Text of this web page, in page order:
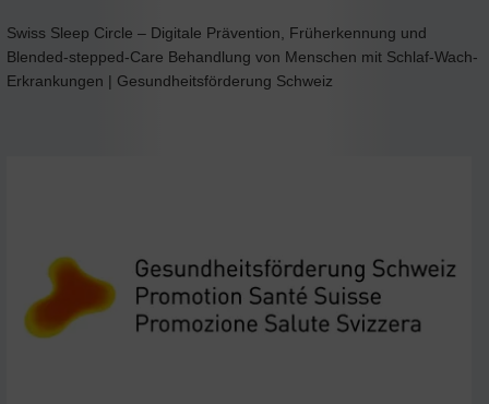
Swiss Sleep Circle – Digitale Prävention, Früherkennung und
Blended-stepped-Care Behandlung von Menschen mit Schlaf-Wach-
Erkrankungen | Gesundheitsförderung Schweiz